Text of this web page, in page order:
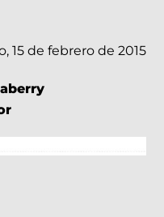
15 de febrero de 2015